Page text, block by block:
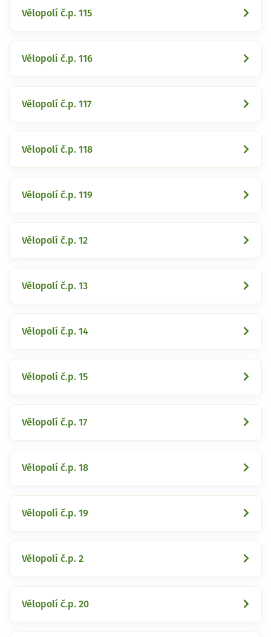
Vělopolí č.p. 115
Vělopolí č.p. 116
Vělopolí č.p. 117
Vělopolí č.p. 118
Vělopolí č.p. 119
Vělopolí č.p. 12
Vělopolí č.p. 13
Vělopolí č.p. 14
Vělopolí č.p. 15
Vělopolí č.p. 17
Vělopolí č.p. 18
Vělopolí č.p. 19
Vělopolí č.p. 2
Vělopolí č.p. 20